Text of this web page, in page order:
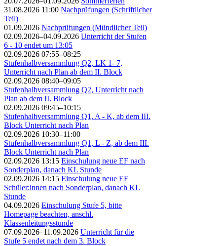
31.08.2026 11:00 Nachprüfungen (Schriftlicher
Teil)
01.09.2026 Nachprüfungen (Mündlicher Teil)
02.09.2026–04.09.2026 Unterricht der Stufen
6 - 10 endet um 13:05
02.09.2026 07:55–08:25
Stufenhalbversammlung Q2, LK 1- 7,
Unterricht nach Plan ab dem II. Block
02.09.2026 08:40–09:05
Stufenhalbversammlung Q2, Unterricht nach
Plan ab dem II. Block
02.09.2026 09:45–10:15
Stufenhalbversammlung Q1, A - K, ab dem III.
Block Unterricht nach Plan
02.09.2026 10:30–11:00
Stufenhalbversammlung Q1, L - Z, ab dem III.
Block Unterricht nach Plan
02.09.2026 13:15 Einschulung neue EF nach
Sonderplan, danach KL Stunde
02.09.2026 14:15 Einschulung neue EF
Schüler:innen nach Sonderplan, danach KL
Stunde
04.09.2026 Einschulung Stufe 5, bitte
Homepage beachten, anschl.
Klassenleitungsstunde
07.09.2026–11.09.2026 Unterricht für die
Stufe 5 endet nach dem 3. Block